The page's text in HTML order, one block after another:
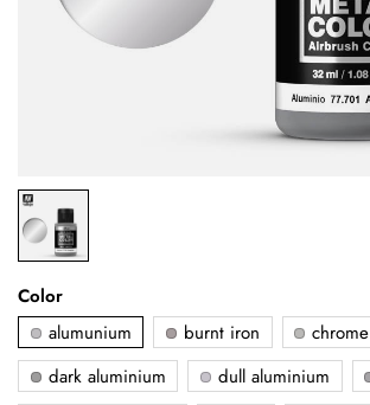
Color
alumunium
burnt iron chrome
dark aluminium
dull aluminium